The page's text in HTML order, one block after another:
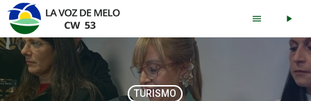
menu play_arrow
TURISMO